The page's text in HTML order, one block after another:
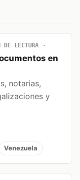
LECTURA
en
notarias,
y
Venezuela